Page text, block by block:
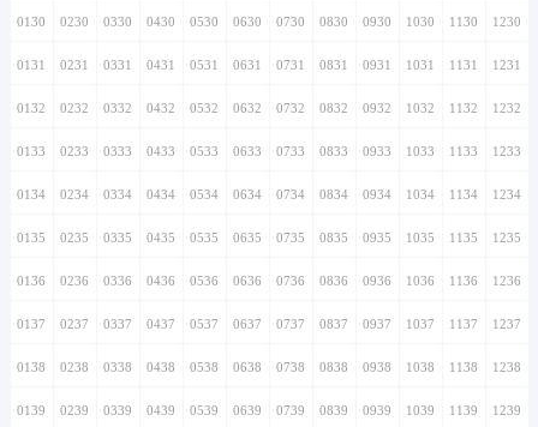
0130 0230 0330 0430 0530 0630 0730 0830 0930 1030 1130 1230
0131 0231 0331 0431 0531 0631 0731 0831 0931 1031 1131 1231
0132 0232 0332 0432 0532 0632 0732 0832 0932 1032 1132 1232
0133 0233 0333 0433 0533 0633 0733 0833 0933 1033 1133 1233
0134 0234 0334 0434 0534 0634 0734 0834 0934 1034 1134 1234
0135 0235 0335 0435 0535 0635 0735 0835 0935 1035 1135 1235
0136 0236 0336 0436 0536 0636 0736 0836 0936 1036 1136 1236
0137 0237 0337 0437 0537 0637 0737 0837 0937 1037 1137 1237
0138 0238 0338 0438 0538 0638 0738 0838 0938 1038 1138 1238
0139 0239 0339 0439 0539 0639 0739 0839 0939 1039 1139 1239